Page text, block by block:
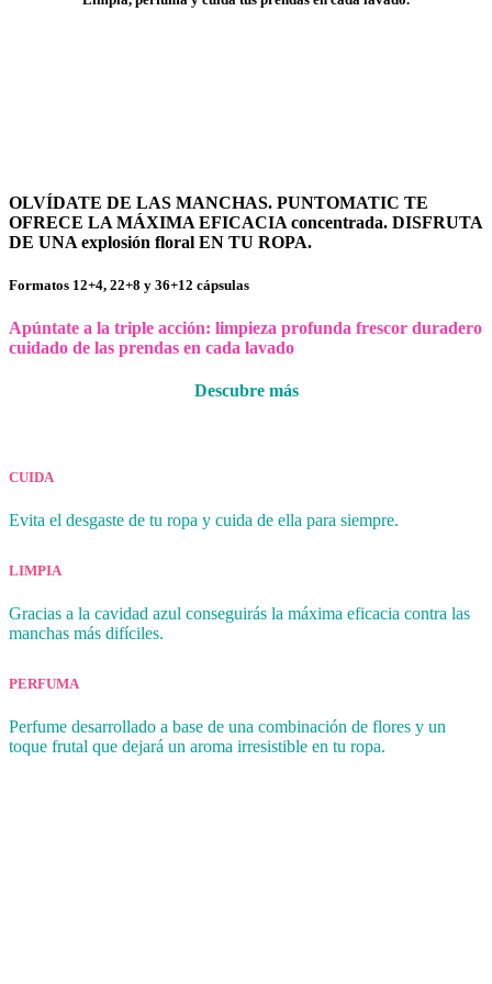
OLVÍDATE DE LAS MANCHAS. PUNTOMATIC TE
OFRECE LA MÁXIMA EFICACIA concentrada. DISFRUTA
DE UNA explosión floral EN TU ROPA.
Formatos 12+4, 22+8 y 36+12 cápsulas
Apúntate a la triple acción: limpieza profunda frescor duradero
cuidado de las prendas en cada lavado
Descubre más
CUIDA
Evita el desgaste de tu ropa y cuida de ella para siempre.
LIMPIA
Gracias a la cavidad azul conseguirás la máxima eficacia contra las
manchas más difíciles.
PERFUMA
Perfume desarrollado a base de una combinación de flores y un
toque frutal que dejará un aroma irresistible en tu ropa.